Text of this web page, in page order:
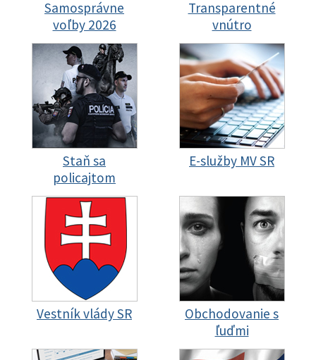
Samosprávne
voľby 2026
Transparentné
vnútro
Staň sa
policajtom
E-služby MV SR
Vestník vlády SR
Obchodovanie s
ľuďmi